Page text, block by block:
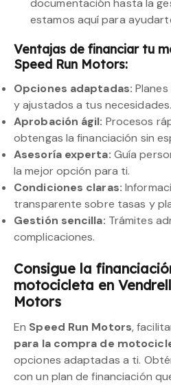
documentación hasta la
estamos aquí para
Ventajas de financiar tu
Speed Run Motors:
Opciones adaptadas:
y ajustados a tus necesidades.
Aprobación ágil: Procesos
obtengas la financiación sin
Asesoría experta: Guía
la mejor opción para ti.
Condiciones claras:
transparente sobre tasas y
Gestión sencilla: Trámites
complicaciones.
Consigue la
motocicleta en
Motors
En Speed Run Motors,
para la compra de
opciones adaptadas a ti.
con un plan de financiación